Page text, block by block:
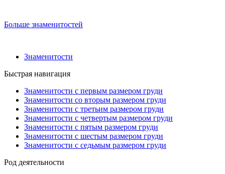
Больше знаменитостей
Знаменитости
Быстрая навигация
Знаменитости с первым размером груди
Знаменитости со вторым размером груди
Знаменитости с третьим размером груди
Знаменитости с четвертым размером груди
Знаменитости с пятым размером груди
Знаменитости с шестым размером груди
Знаменитости с седьмым размером груди
Род деятельности